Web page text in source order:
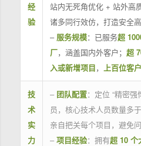
经
验
站内无死角优化 + 站外高
诸多同行效仿，打造安全
– 服务规模：已服务超
厂，涵盖国内外客户； 超
入或新增项目， 上百位客
技
术
实
力
– 团队配置：定位 “精密强
员，核心技术人员数量多
亲自把关每个项目，避免问
– 项目经验：拥有超 10 个